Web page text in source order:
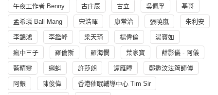
午夜工作者 Benny 古庄辰 古立 吳佩孚 基哥
孟希璘 Ball Mang 宋浩暉 康常治 張曉嵐 朱利安
李錦鴻 李鑑峰 梁天琦 楊偉倫 湯寳如
瘋中三子 羅倫斯 羅海憫 葉家寶 薛影儀 - 阿儀
藍精靈 蝌蚪 許莎朗 譚雁瞳 鄭遨汶法筠師傅
阿銀 陳俊偉 香港催眠輔導中心 Tim Sir